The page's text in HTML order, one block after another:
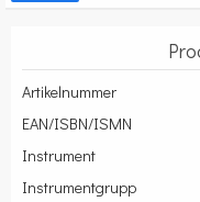
Artikelnummer
EAN/ISBN/ISMN
Instrument
Instrumentgrupp